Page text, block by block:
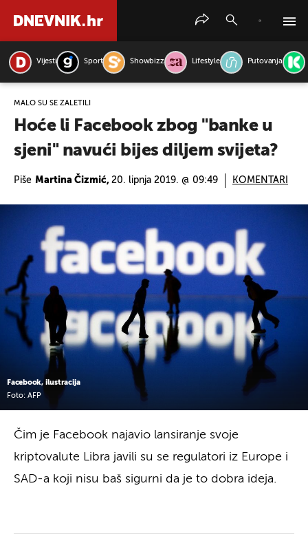
Vijesti Sport Showbizz Lifestyle Putovanja
MALO SU SE ZALETILI
Hoće li Facebook zbog "banke u
sjeni" navući bijes diljem svijeta?
Piše Martina Čizmić, 20. lipnja 2019. @ 09:49 KOMENTARI
Facebook, ilustracija
Foto: AFP
Čim je Facebook najavio lansiranje svoje
kriptovalute Libra javili su se regulatori iz Europe i
SAD-a koji nisu baš sigurni da je to dobra ideja.
PRETRAŽITE VIJESTI